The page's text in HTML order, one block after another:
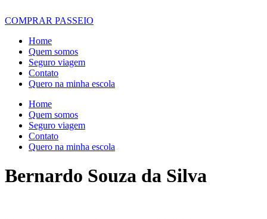
COMPRAR PASSEIO
Home
Quem somos
Seguro viagem
Contato
Quero na minha escola
Home
Quem somos
Seguro viagem
Contato
Quero na minha escola
Bernardo Souza da Silva